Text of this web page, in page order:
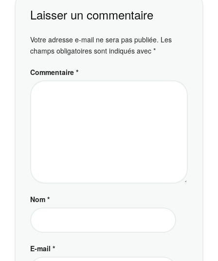
Laisser un commentaire
Votre adresse e-mail ne sera pas publiée. Les
champs obligatoires sont indiqués avec *
Commentaire *
Nom *
E-mail *